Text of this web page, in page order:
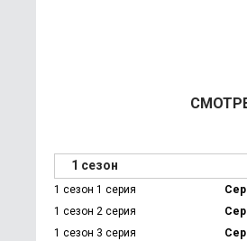
1 сезон
1 сезон 1 серия
1 сезон 2 серия
1 сезон 3 серия